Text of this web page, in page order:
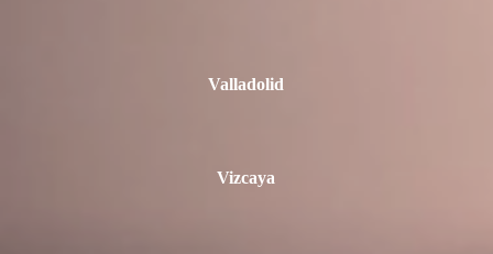
Valladolid
Vizcaya